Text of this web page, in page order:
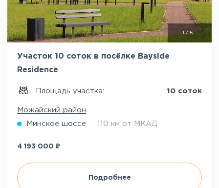
1 /5
Участок 10 соток в посёлке Bayside
Residence
Площадь участка: 10 соток
Можайский район
Минское шоссе 110 км от МКАД
4 193 000 ₽
Подробнее